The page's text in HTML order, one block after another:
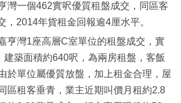
灣一個462實呎優質租盤成交，同區客
，2014年貨租金回報逾4厘水平。
亨灣1座高層C室單位的租盤成交，實
建築面積約640呎，為兩房租盤，客飯
於單位屬優質放盤，加上租金合理，屋
區租客垂青，業主近期叫價月租約2.8